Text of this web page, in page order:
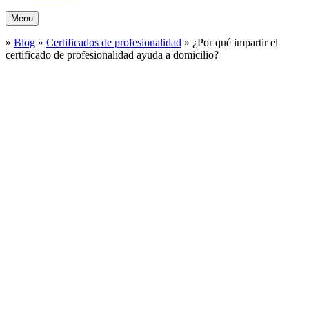
Menu
» Blog » Certificados de profesionalidad » ¿Por qué impartir el
certificado de profesionalidad ayuda a domicilio?